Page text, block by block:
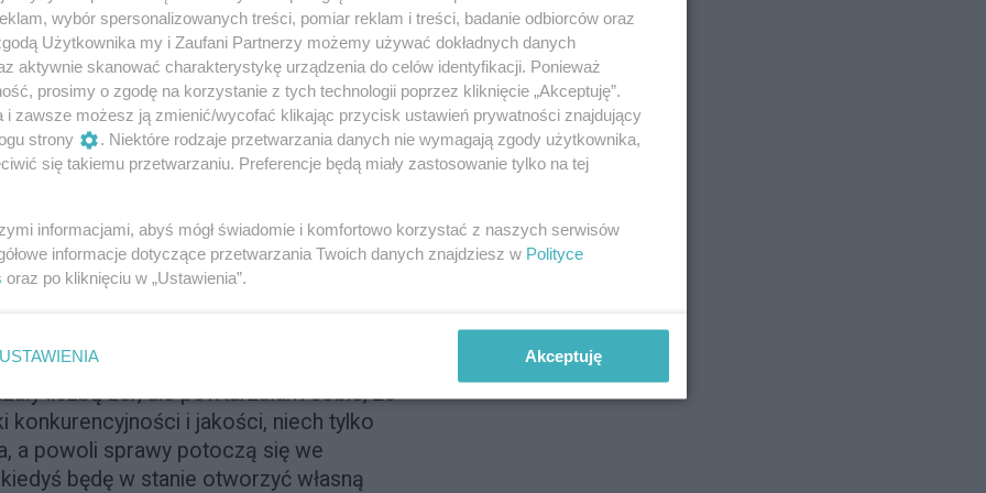
kpin oraz fatalnych przepowiedni.
umowy szwaczkom? O pracę? Prosisz
na zwolnienia, w ciąże i tyle
Skąd na to weźmiesz? Daj im najniższą
na czarno albo na jedną szesnastą
całe morze obaw i wątpliwości.
liczbą zer, ale powtarzałam sobie, że
konkurencyjności i jakości, niech tylko
a powoli sprawy potoczą się we
będę w stanie otworzyć własną
wybór spersonalizowanych treści, pomiar reklam i treści, badanie odbiorców oraz
Użytkownika my i Zaufani Partnerzy możemy używać dokładnych danych
aktywnie skanować charakterystykę urządzenia do celów identyfikacji. Ponieważ
prosimy o zgodę na korzystanie z tych technologii poprzez kliknięcie „Akceptuję”.
i zawsze możesz ją zmienić/wycofać klikając przycisk ustawień prywatności znajdujący
strony
. Niektóre rodzaje przetwarzania danych nie wymagają zgody użytkownika,
się takiemu przetwarzaniu. Preferencje będą miały zastosowanie tylko na tej
informacjami, abyś mógł świadomie i komfortowo korzystać z naszych serwisów
informacje dotyczące przetwarzania Twoich danych znajdziesz w Polityce
oraz po kliknięciu w „Ustawienia”.
USTAWIENIA Akceptuję